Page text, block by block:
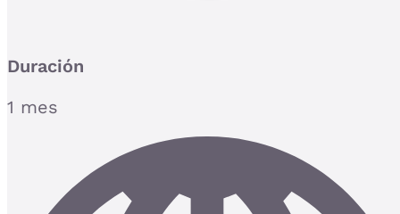
Duración
1 mes